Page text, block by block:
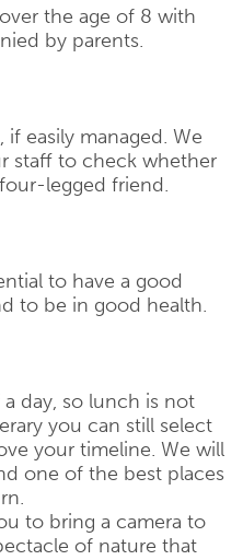
the age of 8 with
by parents.
if easily managed. We
staff to check whether
legged friend.
to have a good
to be in good health.
day, so lunch is not
you can still select
your timeline. We will
one of the best places
to bring a camera to
of nature that